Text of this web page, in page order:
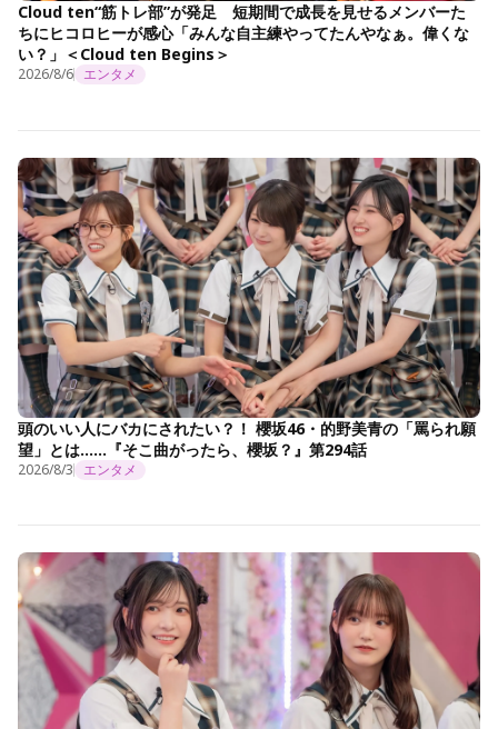
Cloud ten“筋トレ部”が発足 短期間で成長を見せるメンバーた
ちにヒコロヒーが感心「みんな自主練やってたんやなぁ。偉くな
い？」＜Cloud ten Begins＞
2026/8/6 エンタメ
頭のいい人にバカにされたい？！ 櫻坂46・的野美青の「罵られ願
望」とは……『そこ曲がったら、櫻坂？』第294話
2026/8/3 エンタメ